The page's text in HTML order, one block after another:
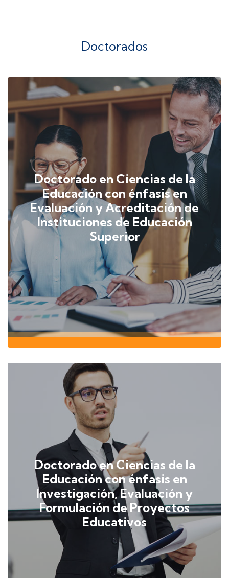
Doctorados
Doctorado en Ciencias de la
Educación con énfasis en
Evaluación y Acreditación de
Instituciones de Educación
Superior
Doctorado en Ciencias de la
Educación con énfasis en
Investigación, Evaluación y
Formulación de Proyectos
Educativos